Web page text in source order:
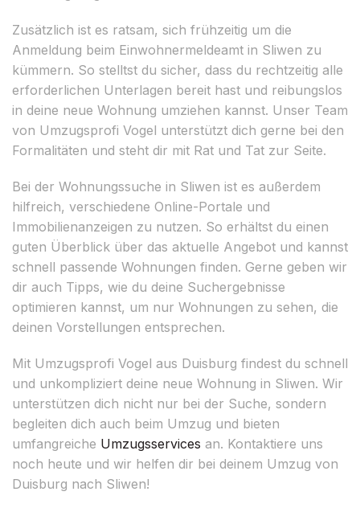
Zusätzlich ist es ratsam, sich frühzeitig um die
Anmeldung beim Einwohnermeldeamt in Sliwen zu
kümmern. So stelltst du sicher, dass du rechtzeitig alle
erforderlichen Unterlagen bereit hast und reibungslos
in deine neue Wohnung umziehen kannst. Unser Team
von Umzugsprofi Vogel unterstützt dich gerne bei den
Formalitäten und steht dir mit Rat und Tat zur Seite.
Bei der Wohnungssuche in Sliwen ist es außerdem
hilfreich, verschiedene Online-Portale und
Immobilienanzeigen zu nutzen. So erhältst du einen
guten Überblick über das aktuelle Angebot und kannst
schnell passende Wohnungen finden. Gerne geben wir
dir auch Tipps, wie du deine Suchergebnisse
optimieren kannst, um nur Wohnungen zu sehen, die
deinen Vorstellungen entsprechen.
Mit Umzugsprofi Vogel aus Duisburg findest du schnell
und unkompliziert deine neue Wohnung in Sliwen. Wir
unterstützen dich nicht nur bei der Suche, sondern
begleiten dich auch beim Umzug und bieten
umfangreiche Umzugsservices an. Kontaktiere uns
noch heute und wir helfen dir bei deinem Umzug von
Duisburg nach Sliwen!